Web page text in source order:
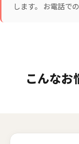
します。 お電話で
こんなお